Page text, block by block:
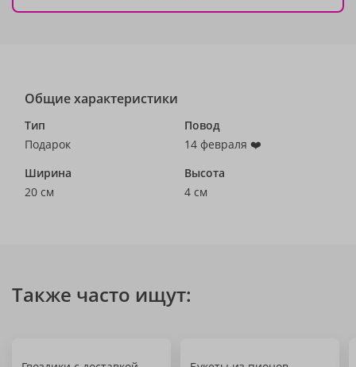
Общие характеристики
Тип
Подарок
Повод
14 февраля ❤️
Ширина
20 см
Высота
4 см
Также часто ищут: